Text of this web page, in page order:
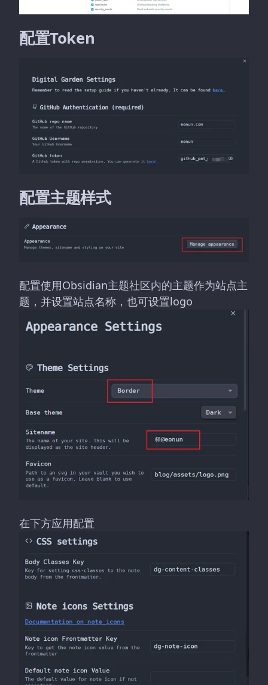
配置Token
配置主题样式
配置使用Obsidian主题社区内的主题作为站点主
题，并设置站点名称，也可设置logo
在下方应用配置